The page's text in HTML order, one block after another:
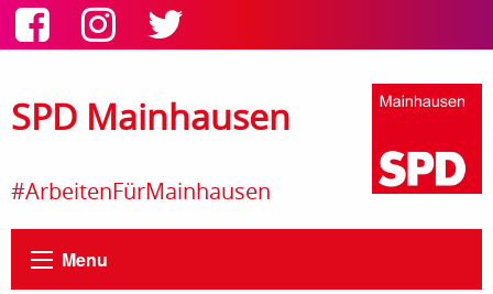
SPD Mainhausen
#ArbeitenFürMainhausen
Menu